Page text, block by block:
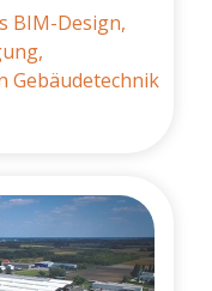
BIM-Design,
Gebäudetechnik